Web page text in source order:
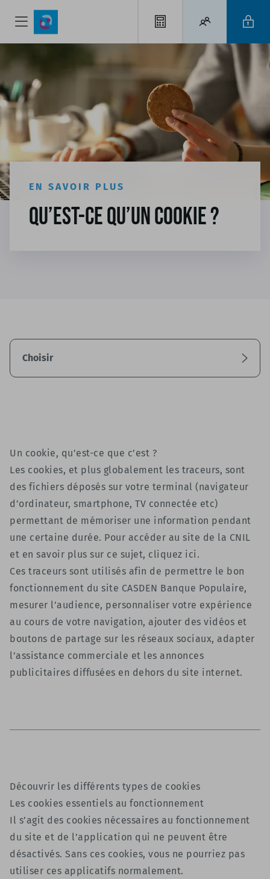
EN SAVOIR PLUS
Qu’est-ce qu’un cookie ?
Choisir
Un cookie, qu’est-ce que c’est ?
Les cookies, et plus globalement les traceurs, sont
des fichiers déposés sur votre terminal (navigateur
d’ordinateur, smartphone, TV connectée etc)
permettant de mémoriser une information pendant
une certaine durée. Pour accéder au site de la CNIL
et en savoir plus sur ce sujet, cliquez ici .
Ces traceurs sont utilisés afin de permettre le bon
fonctionnement du site CASDEN Banque Populaire,
mesurer l’audience, personnaliser votre expérience
au cours de votre navigation, ajouter des vidéos et
boutons de partage sur les réseaux sociaux, adapter
l’assistance commerciale et les annonces
publicitaires diffusées en dehors du site internet.
Découvrir les différents types de cookies
Les cookies essentiels au fonctionnement
Il s’agit des cookies nécessaires au fonctionnement
du site et de l’application qui ne peuvent être
désactivés. Sans ces cookies, vous ne pourriez pas
utiliser ces applicatifs normalement.